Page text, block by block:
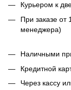
Курьером к
При заказе от
менеджера)
Наличными
Кредитной
Через кассу